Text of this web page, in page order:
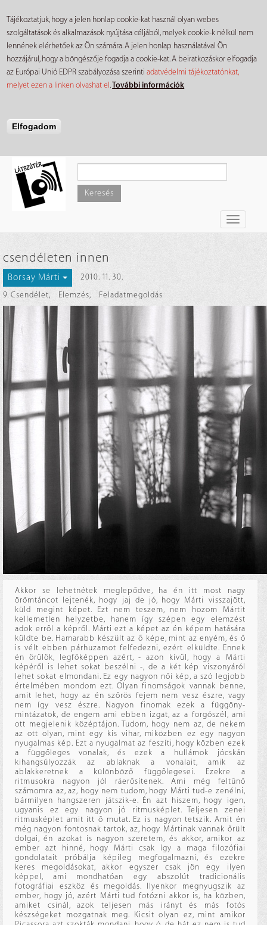
Tájékoztatjuk, hogy a jelen honlap cookie-kat használ olyan webes
szolgáltatások és alkalmazások nyújtása céljából, melyek cookie-k nélkül nem
lennének elérhetőek az Ön számára. A jelen honlap használatával Ön
hozzájárul, hogy a böngészője fogadja a cookie-kat. A beiratkozáskor elfogadja
az Európai Unió EDPR szabályozása szerintiadatvédelmi tájékoztatónkat,
melyet ezen a linken olvashat el.További információk
Elfogadom
tartalomra
Keresés
Toggle
csendéleten innen
Borsay Márti
2010. 11. 30.
9. Csendélet, Elemzés, Feladatmegoldás
Akkor se lehetnétek meglepődve, ha én itt most nagy
örömtáncot lejtenék, hogy jaj de jó, hogy Márti visszajött,
küld megint képet. Ezt nem teszem, nem hozom Mártit
kellemetlen helyzetbe, hanem így szépen egy elemzést
adok erről a képről. Márti ezt a képet az én képem hatására
küldte be. Hamarabb készült az ő képe, mint az enyém, és ő
is vélt ebben párhuzamot felfedezni, ezért elküldte. Ennek
én örülök, legfőképpen azért, - azon kívül, hogy a Márti
képéről is lehet sokat beszélni -, de a két kép viszonyáról
lehet sokat elmondani. Ez egy nagyon női kép, a szó legjobb
értelmében mondom ezt. Olyan finomságok vannak benne,
amit lehet, hogy az én szőrös fejem nem vesz észre, vagy
nem így vesz észre. Nagyon finomak ezek a függöny-
mintázatok, de engem ami ebben izgat, az a forgószél, ami
ott megjelenik középtájon. Tudom, hogy nem az, de nekem
az ott olyan, mint egy kis vihar, miközben ez egy nagyon
nyugalmas kép. Ezt a nyugalmat az feszíti, hogy közben ezek
a függőleges vonalak, és ezek a hullámok jócskán
kihangsúlyozzák az ablaknak a vonalait, amik az
ablakkeretnek a különböző függőlegesei. Ezekre a
ritmusokra nagyon jól ráerősítenek. Ami még feltűnő
számomra az, az, hogy nem tudom, hogy Márti tud-e zenélni,
bármilyen hangszeren játszik-e. Én azt hiszem, hogy igen,
ugyanis ez egy nagyon jó ritmusképlet. Teljesen zenei
ritmusképlet amit itt ő mutat. Ez is nagyon tetszik. Amit én
még nagyon fontosnak tartok, az, hogy Mártinak vannak őrült
dolgai, én azokat is nagyon szeretem, és akkor, amikor az
ember azt hinné, hogy Márti csak így a maga filozófiai
gondolatait próbálja képileg megfogalmazni, és ezekre
keres megoldásokat, akkor egyszer csak jön egy ilyen
képpel, ami mondhatóan egy abszolút tradicionális
fotográfiai eszköz és megoldás. Ilyenkor megnyugszik az
ember, hogy jó, azért Márti tud fotózni akkor is, ha közben,
amiket csinál, azok teljesen más irányt és más fotós
készségeket mozgatnak meg. Kicsit olyan ez, mint amikor